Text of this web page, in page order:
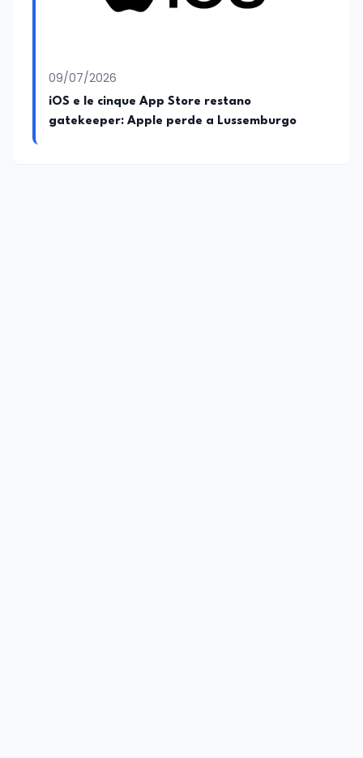
09/07/2026
iOS e le cinque App Store restano
gatekeeper: Apple perde a Lussemburgo